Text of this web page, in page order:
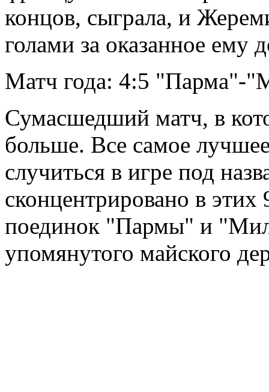
концов, сыграла, и
голами за оказанное ему
Матч года: 4:5 "Парма"-
Сумасшедший матч, в
больше. Все самое
случиться в игре под
сконцентрировано в
поединок "Пармы" и
упомянутого майского